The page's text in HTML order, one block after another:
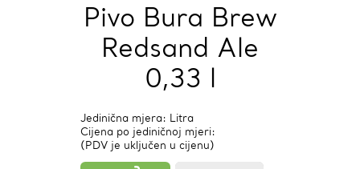
Pivo Bura Brew
Redsand Ale
0,33 l
Jedinična mjera: Litra
Cijena po jediničnoj mjeri:
(PDV je uključen u cijenu)